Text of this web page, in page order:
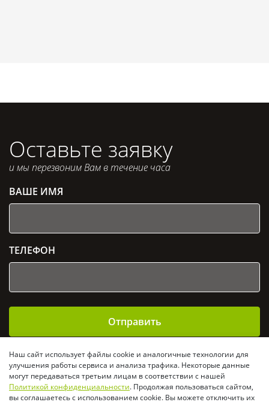
Оставьте заявку
и мы перезвоним Вам в течение часа
ВАШЕ ИМЯ
ТЕЛЕФОН
Отправить
Отправляя заявку, Вы даете согласие наобработку
персональных данныхи подтверждаете своё согласие
сполитикой конфиденциальности
Наш сайт использует файлы cookie и аналогичные технологии для
улучшения работы сервиса и анализа трафика. Некоторые данные
могут передаваться третьим лицам в соответствии с нашей
Политикой конфиденциальности. Продолжая пользоваться сайтом,
вы соглашаетесь с использованием cookie. Вы можете отключить их